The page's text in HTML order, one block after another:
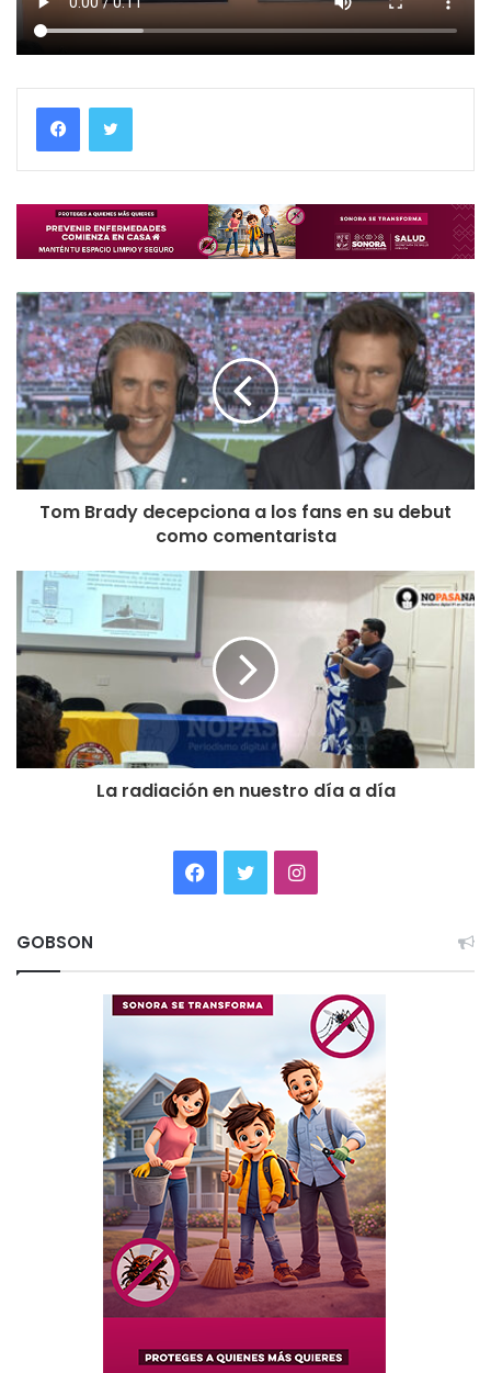
Tom Brady decepciona a los fans en su debut
como comentarista
La radiación en nuestro día a día
Facebook
TwitterInstagram
GOBSON